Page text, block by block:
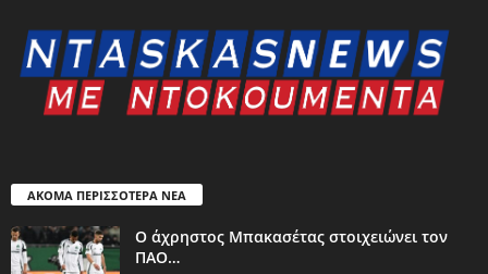
ΑΚΟΜΑ ΠΕΡΙΣΣΟΤΕΡΑ ΝΕΑ
Ο άχρηστος Μπακασέτας στοιχειώνει τον
ΠΑΟ…